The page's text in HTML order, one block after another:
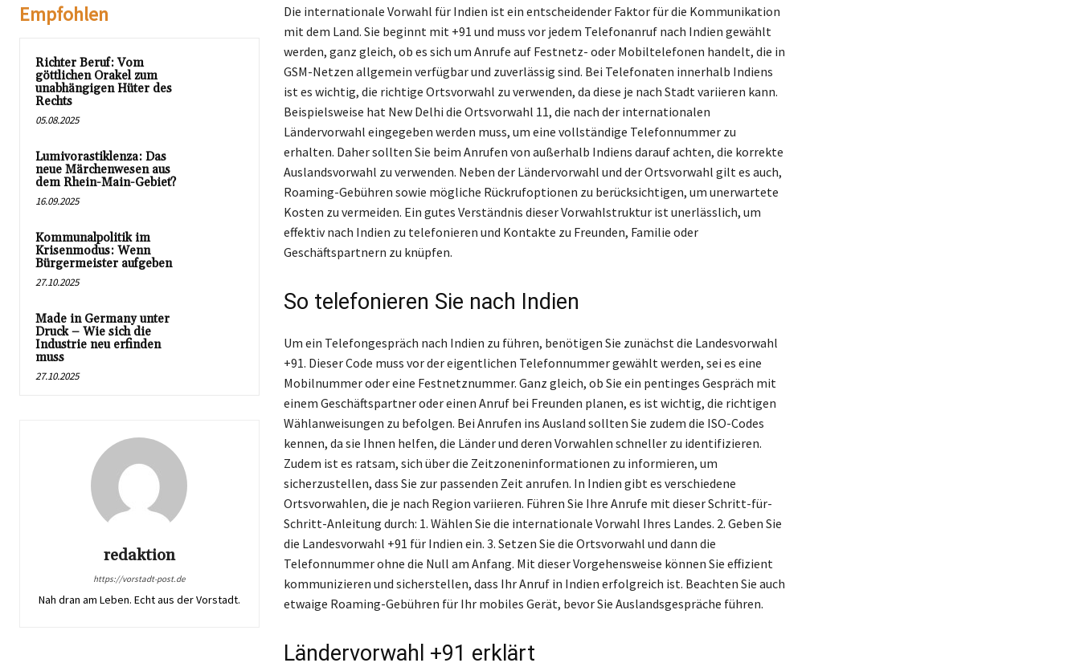
Empfohlen
Richter Beruf: Vom
göttlichen Orakel zum
unabhängigen Hüter des
Rechts
05.08.2025
Lumivorastiklenza: Das
neue Märchenwesen aus
dem Rhein-Main-Gebiet?
16.09.2025
Kommunalpolitik im
Krisenmodus: Wenn
Bürgermeister aufgeben
27.10.2025
Made in Germany unter
Druck – Wie sich die
Industrie neu erfinden
muss
27.10.2025
redaktion
https://vorstadt-post.de
Nah dran am Leben. Echt aus der Vorstadt.
Die internationale Vorwahl für Indien ist ein entscheidender Faktor für die Kommunikation
mit dem Land. Sie beginnt mit +91 und muss vor jedem Telefonanruf nach Indien gewählt
werden, ganz gleich, ob es sich um Anrufe auf Festnetz- oder Mobiltelefonen handelt, die in
GSM-Netzen allgemein verfügbar und zuverlässig sind. Bei Telefonaten innerhalb Indiens
ist es wichtig, die richtige Ortsvorwahl zu verwenden, da diese je nach Stadt variieren kann.
Beispielsweise hat New Delhi die Ortsvorwahl 11, die nach der internationalen
Ländervorwahl eingegeben werden muss, um eine vollständige Telefonnummer zu
erhalten. Daher sollten Sie beim Anrufen von außerhalb Indiens darauf achten, die korrekte
Auslandsvorwahl zu verwenden. Neben der Ländervorwahl und der Ortsvorwahl gilt es auch,
Roaming-Gebühren sowie mögliche Rückrufoptionen zu berücksichtigen, um unerwartete
Kosten zu vermeiden. Ein gutes Verständnis dieser Vorwahlstruktur ist unerlässlich, um
effektiv nach Indien zu telefonieren und Kontakte zu Freunden, Familie oder
Geschäftspartnern zu knüpfen.
So telefonieren Sie nach Indien
Um ein Telefongespräch nach Indien zu führen, benötigen Sie zunächst die Landesvorwahl
+91. Dieser Code muss vor der eigentlichen Telefonnummer gewählt werden, sei es eine
Mobilnummer oder eine Festnetznummer. Ganz gleich, ob Sie ein pentinges Gespräch mit
einem Geschäftspartner oder einen Anruf bei Freunden planen, es ist wichtig, die richtigen
Wählanweisungen zu befolgen. Bei Anrufen ins Ausland sollten Sie zudem die ISO-Codes
kennen, da sie Ihnen helfen, die Länder und deren Vorwahlen schneller zu identifizieren.
Zudem ist es ratsam, sich über die Zeitzoneninformationen zu informieren, um
sicherzustellen, dass Sie zur passenden Zeit anrufen. In Indien gibt es verschiedene
Ortsvorwahlen, die je nach Region variieren. Führen Sie Ihre Anrufe mit dieser Schritt-für-
Schritt-Anleitung durch: 1. Wählen Sie die internationale Vorwahl Ihres Landes. 2. Geben Sie
die Landesvorwahl +91 für Indien ein. 3. Setzen Sie die Ortsvorwahl und dann die
Telefonnummer ohne die Null am Anfang. Mit dieser Vorgehensweise können Sie effizient
kommunizieren und sicherstellen, dass Ihr Anruf in Indien erfolgreich ist. Beachten Sie auch
etwaige Roaming-Gebühren für Ihr mobiles Gerät, bevor Sie Auslandsgespräche führen.
Ländervorwahl +91 erklärt